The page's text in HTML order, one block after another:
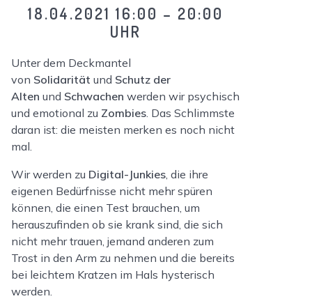
18.04.2021 16:00 – 20:00
UHR
Unter dem Deckmantel
von Solidarität und Schutz der
Alten und Schwachen werden wir psychisch
und emotional zu Zombies. Das Schlimmste
daran ist: die meisten merken es noch nicht
mal.
Wir werden zu Digital-Junkies, die ihre
eigenen Bedürfnisse nicht mehr spüren
können, die einen Test brauchen, um
herauszufinden ob sie krank sind, die sich
nicht mehr trauen, jemand anderen zum
Trost in den Arm zu nehmen und die bereits
bei leichtem Kratzen im Hals hysterisch
werden.